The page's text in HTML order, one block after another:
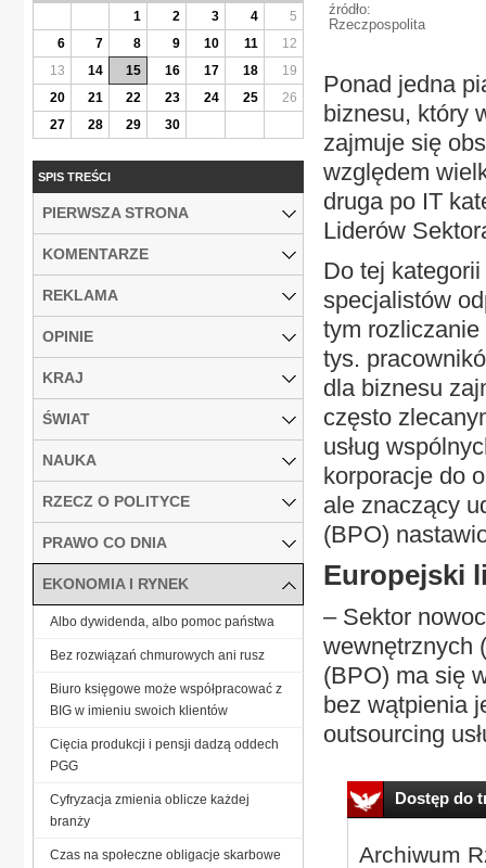
źródło:
Rzeczpospolita
Ponad jedna
biznesu, który
zajmuje się
względem
druga po IT
Liderów
Do tej
specjalistów
tym
tys.
dla biznesu
często
usług
korporacje do
ale znaczący
(BPO)
Europejski
– Sektor
wewnętrznych
(BPO) ma się
bez wątpienia
outsourcing
Dostęp do
Archiwum
1
2 3 4
5
6
7 8 9 10 11
12
13
14 15 16 17 18
19
20
21 22 23 24 25
26
27
28 29 30
SPIS TREŚCI
PIERWSZA STRONA
KOMENTARZE
REKLAMA
OPINIE
KRAJ
ŚWIAT
NAUKA
RZECZ O POLITYCE
PRAWO CO DNIA
EKONOMIA I RYNEK
Albo dywidenda, albo pomoc państwa
Bez rozwiązań chmurowych ani rusz
Biuro księgowe może współpracować z
BIG w imieniu swoich klientów
Cięcia produkcji i pensji dadzą oddech
PGG
Cyfryzacja zmienia oblicze każdej
branży
Czas na społeczne obligacje skarbowe